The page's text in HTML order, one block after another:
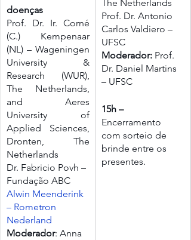
doenças
Prof. Dr. Ir. Corné
(C.) Kempenaar
(NL) – Wageningen
University &
Research (WUR),
The Netherlands,
and Aeres
University of
Applied Sciences,
Dronten, The
Netherlands
Dr. Fabricio Povh –
Fundação ABC
Alwin Meenderink
– Rometron
Nederland
Moderador: Anna
The Netherlands
Prof. Dr. Antonio
Carlos Valdiero –
UFSC
Moderador: Prof.
Dr. Daniel Martins
– UFSC
15h –
Encerramento
com sorteio de
brinde entre os
presentes.